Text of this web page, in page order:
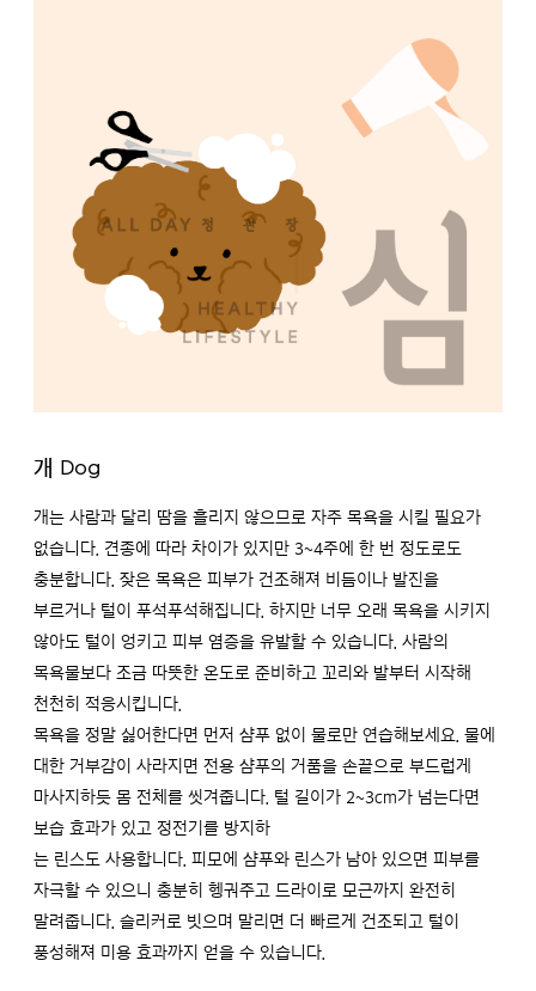
개 Dog
개는 사람과 달리 땀을 흘리지 않으므로 자주 목욕을 시킬 필요가
없습니다. 견종에 따라 차이가 있지만 3~4주에 한 번 정도로도
충분합니다. 잦은 목욕은 피부가 건조해져 비듬이나 발진을
부르거나 털이 푸석푸석해집니다. 하지만 너무 오래 목욕을 시키지
않아도 털이 엉키고 피부 염증을 유발할 수 있습니다. 사람의
목욕물보다 조금 따뜻한 온도로 준비하고 꼬리와 발부터 시작해
천천히 적응시킵니다.
목욕을 정말 싫어한다면 먼저 샴푸 없이 물로만 연습해보세요. 물에
대한 거부감이 사라지면 전용 샴푸의 거품을 손끝으로 부드럽게
마사지하듯 몸 전체를 씻겨줍니다. 털 길이가 2~3cm가 넘는다면
보습 효과가 있고 정전기를 방지하
는 린스도 사용합니다. 피모에 샴푸와 린스가 남아 있으면 피부를
자극할 수 있으니 충분히 헹궈주고 드라이로 모근까지 완전히
말려줍니다. 슬리커로 빗으며 말리면 더 빠르게 건조되고 털이
풍성해져 미용 효과까지 얻을 수 있습니다.